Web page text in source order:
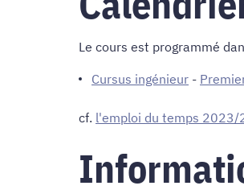
Le cours est programmé
Cursus ingénieur -
cf. l'emploi du temps 2023/